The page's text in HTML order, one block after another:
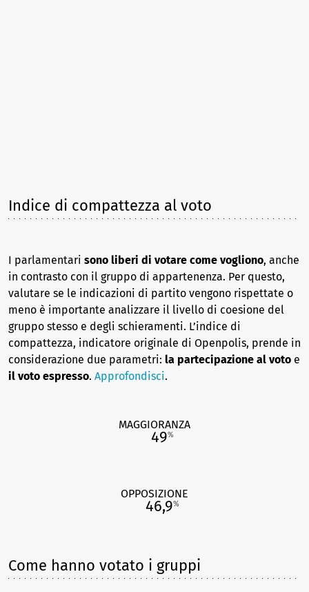
Indice di compattezza al voto
I parlamentari sono liberi di votare come vogliono, anche
in contrasto con il gruppo di appartenenza. Per questo,
valutare se le indicazioni di partito vengono rispettate o
meno è importante analizzare il livello di coesione del
gruppo stesso e degli schieramenti. L’indice di
compattezza, indicatore originale di Openpolis, prende in
considerazione due parametri: la partecipazione al voto e
il voto espresso. Approfondisci.
MAGGIORANZA
49%
OPPOSIZIONE
46,9%
Come hanno votato i gruppi